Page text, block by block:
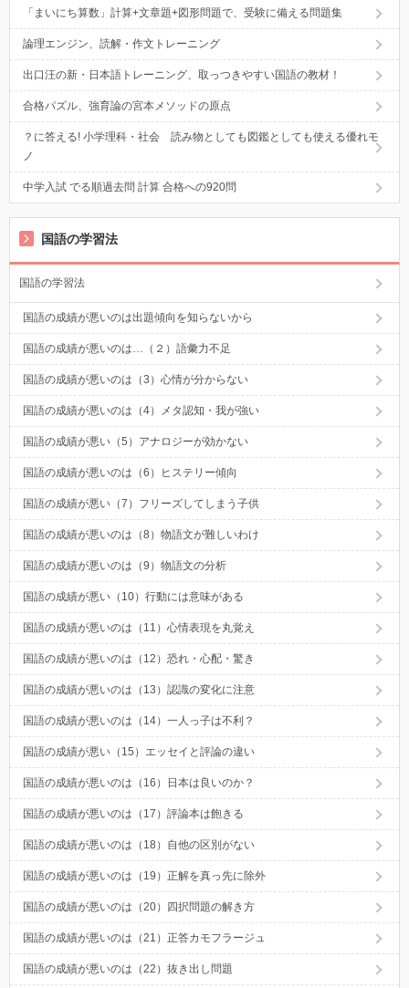
「まいにち算数」計算+文章題+図形問題で、受験に備える問題集
論理エンジン、読解・作文トレーニング
出口汪の新・日本語トレーニング、取っつきやすい国語の教材！
合格パズル、強育論の宮本メソッドの原点
？に答える! 小学理科・社会 読み物としても図鑑としても使える優れモ
ノ
中学入試 でる順過去問 計算 合格への920問
国語の学習法
国語の学習法
国語の成績が悪いのは出題傾向を知らないから
国語の成績が悪いのは…（２）語彙力不足
国語の成績が悪いのは（3）心情が分からない
国語の成績が悪いのは（4）メタ認知・我が強い
国語の成績が悪い（5）アナロジーが効かない
国語の成績が悪いのは（6）ヒステリー傾向
国語の成績が悪い（7）フリーズしてしまう子供
国語の成績が悪いのは（8）物語文が難しいわけ
国語の成績が悪いのは（9）物語文の分析
国語の成績が悪い（10）行動には意味がある
国語の成績が悪いのは（11）心情表現を丸覚え
国語の成績が悪いのは（12）恐れ・心配・驚き
国語の成績が悪いのは（13）認識の変化に注意
国語の成績が悪いのは（14）一人っ子は不利？
国語の成績が悪い（15）エッセイと評論の違い
国語の成績が悪いのは（16）日本は良いのか？
国語の成績が悪いのは（17）評論本は飽きる
国語の成績が悪いのは（18）自他の区別がない
国語の成績が悪いのは（19）正解を真っ先に除外
国語の成績が悪いのは（20）四択問題の解き方
国語の成績が悪いのは（21）正答カモフラージュ
国語の成績が悪いのは（22）抜き出し問題